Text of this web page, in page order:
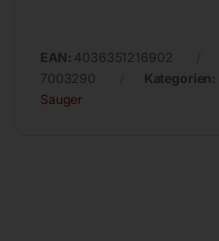
EAN: 4036351216902
7003290
Kategorien:
Sauger